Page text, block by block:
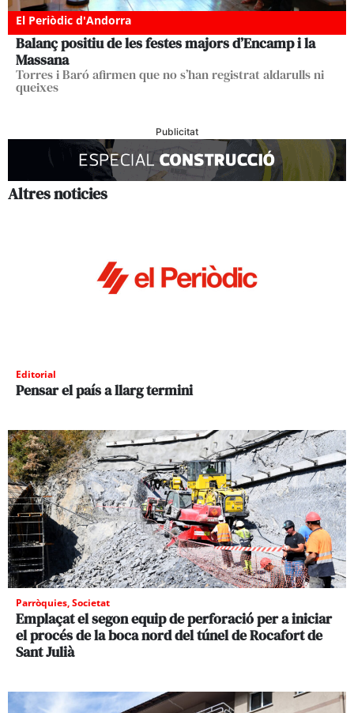
El Periòdic d'Andorra
Balanç positiu de les festes majors d’Encamp i la
Massana
Torres i Baró afirmen que no s’han registrat aldarulls ni
queixes
Publicitat
Altres noticies
Editorial
Pensar el país a llarg termini
Parròquies,Societat
Emplaçat el segon equip de perforació per a iniciar
el procés de la boca nord del túnel de Rocafort de
Sant Julià